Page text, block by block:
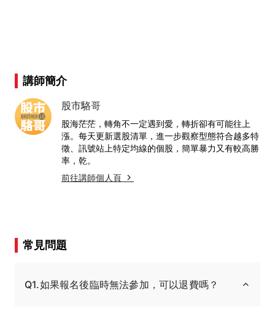
講師簡介
股市駱哥
股海茫茫，轉角不一定遇到愛，轉折卻有可能往上
漲。每天更新選股清單，進一步觀察型態符合越多特
徵、訊號站上特定均線的個股，簡單暴力又有較高勝
率，乾。
前往講師個人頁
常見問題
Q1.如果報名後臨時無法參加，可以退費嗎？